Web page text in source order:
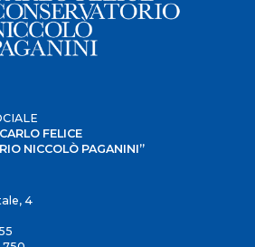
FELICE
NICCOLÒ PAGANINI”
4